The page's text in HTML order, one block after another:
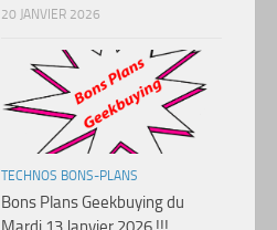
20 JANVIER 2026
TECHNOS BONS-PLANS
Bons Plans Geekbuying du